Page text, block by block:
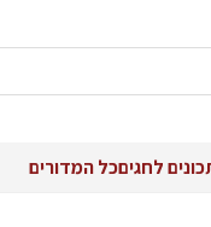
לחגיםכל המדורים